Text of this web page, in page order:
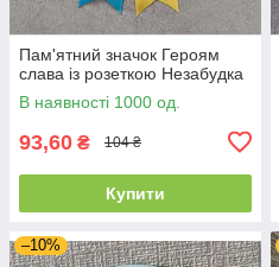
Пам'ятний значок Героям
слава із розеткою Незабудка
В наявності 1000 од.
93,60 ₴ 104 ₴
Купити
–10%